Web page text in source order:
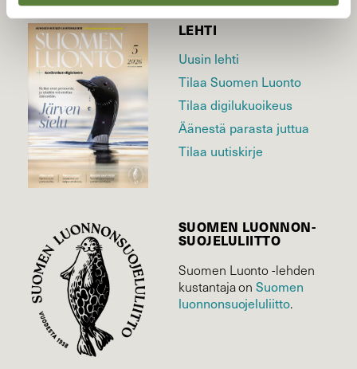
LEHTI
Uusin lehti
Tilaa Suomen Luonto
Tilaa digilukuoikeus
Äänestä parasta juttua
Tilaa uutiskirje
SUOMEN LUONNON­
SUOJELU­LIITTO
Suomen Luonto -lehden
kustantaja onSuomen
luonnonsuojelu­liitto.